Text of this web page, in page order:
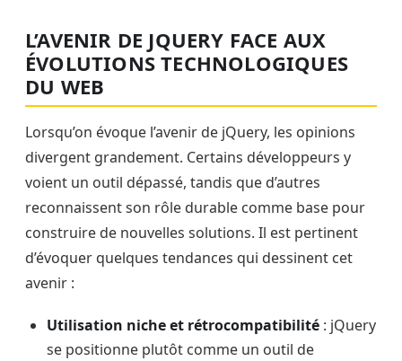
Tableau comparatif des caractéristiques entre jQuery
L’AVENIR DE JQUERY FACE AUX
ÉVOLUTIONS TECHNOLOGIQUES
DU WEB
Lorsqu’on évoque l’avenir de jQuery, les opinions
divergent grandement. Certains développeurs y
voient un outil dépassé, tandis que d’autres
reconnaissent son rôle durable comme base pour
construire de nouvelles solutions. Il est pertinent
d’évoquer quelques tendances qui dessinent cet
avenir :
Utilisation niche et rétrocompatibilité : jQuery
se positionne plutôt comme un outil de